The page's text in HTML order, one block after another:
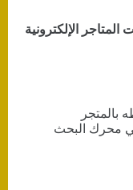
الإلكترونية
في محرك البحث